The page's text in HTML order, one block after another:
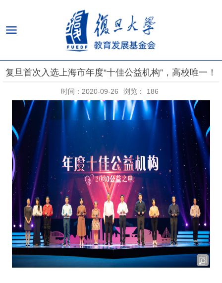
复旦首次入选上海市年度“十佳公益机构”，高校唯一！
时间：2020-09-26 浏览： 186